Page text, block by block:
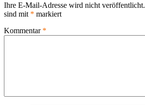
Ihre E-Mail-Adresse wird nicht veröffentlicht.
sind mit * markiert
Kommentar *